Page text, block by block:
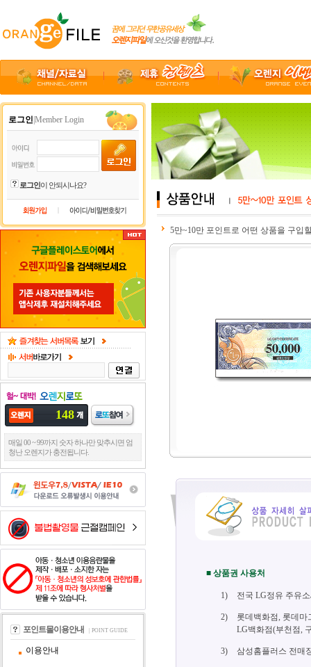
로그인 |Member Login
로그인이 안되시나요?
148
매일 00 ~ 99까지 숫자 하나만 맞추시면 엄
청난 오렌지가 충전됩니다.
포인트몰이용안내 | POINT GUIDE
이용안내
5만~10만 포인트로 어떤 상품을 구입
■ 상품권 사용처
1) 전국 LG정유 주유
2)
롯데백화점, 롯데마
LG백화점(부천점,
3) 삼성홈플러스 전매